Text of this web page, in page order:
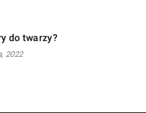
do twarzy?
2022